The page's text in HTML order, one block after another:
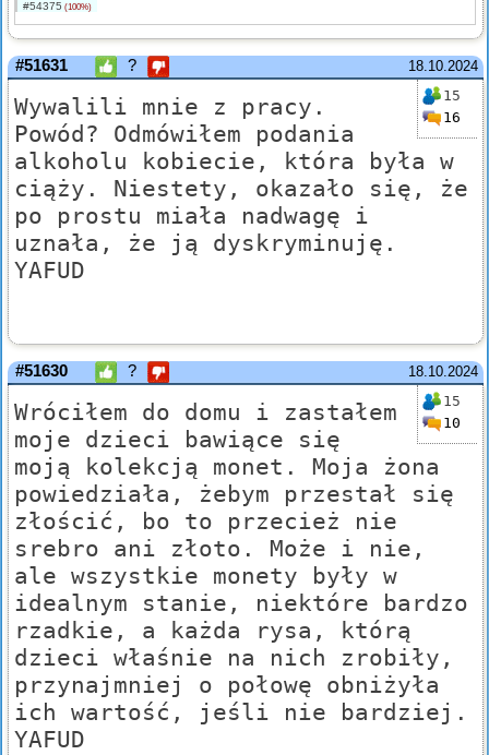
#54375 (100%)
18.10.2024
#51631 ?
15
16
Wywalili mnie z pracy.
Powód? Odmówiłem podania
alkoholu kobiecie, która była w
ciąży. Niestety, okazało się, że
po prostu miała nadwagę i
uznała, że ją dyskryminuję.
YAFUD
18.10.2024
#51630 ?
15
10
Wróciłem do domu i zastałem
moje dzieci bawiące się
moją kolekcją monet. Moja żona
powiedziała, żebym przestał się
złościć, bo to przecież nie
srebro ani złoto. Może i nie,
ale wszystkie monety były w
idealnym stanie, niektóre bardzo
rzadkie, a każda rysa, którą
dzieci właśnie na nich zrobiły,
przynajmniej o połowę obniżyła
ich wartość, jeśli nie bardziej.
YAFUD